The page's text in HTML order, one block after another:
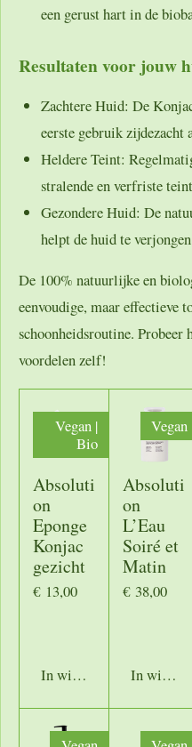
een gerust hart in de
Resultaten voor jouw
Zachtere Huid: De
eerste gebruik zijdezacht
Heldere Teint:
stralende en verfriste
Gezondere Huid: De
helpt de huid te
De 100% natuurlijke en
eenvoudige, maar effectieve
schoonheidsroutine. Probeer
voordelen zelf!
Vegan |
Bio
Absoluti
on
Eponge
Konjac
gezicht
€ 13,00
In winkelwagen
Vegan
Absoluti
on
L’Eau
Soiré et
Matin
€ 38,00
In